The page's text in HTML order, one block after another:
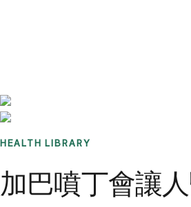
HEALTH LIBRARY
加巴噴丁會讓